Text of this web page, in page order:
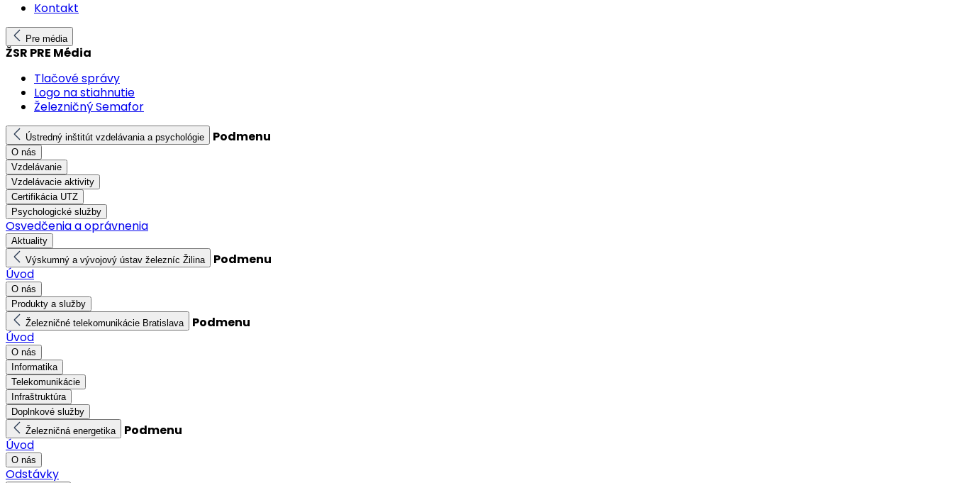
Kontakt
Pre média
ŽSR PRE Média
Tlačové správy
Logo na stiahnutie
Železničný Semafor
Ústredný inštitút vzdelávania a psychológie Podmenu
O nás
Vzdelávanie
Vzdelávacie aktivity
Certifikácia UTZ
Psychologické služby
Osvedčenia a oprávnenia
Aktuality
Výskumný a vývojový ústav železníc Žilina
Podmenu
Úvod
O nás
Produkty a služby
Železničné telekomunikácie Bratislava
Podmenu
Úvod
O nás
Informatika
Telekomunikácie
Infraštruktúra
Doplnkové služby
Železničná energetika
Podmenu
Úvod
O nás
Odstávky